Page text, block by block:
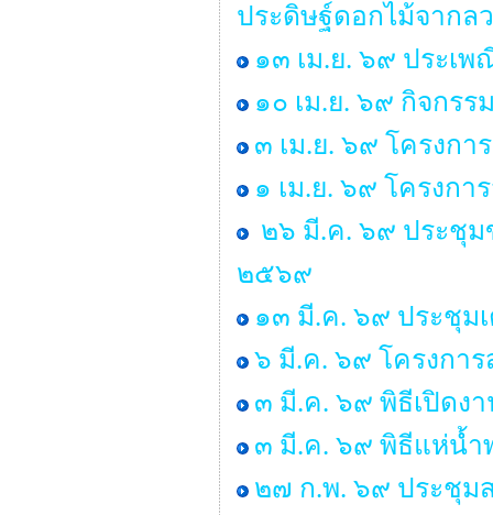
ประดิษฐ์ดอกไม้จากล
๑๓ เม.ย. ๖๙ ประเ
๑๐ เม.ย. ๖๙ กิจกร
๓ เม.ย. ๖๙ โครงก
๑ เม.ย. ๖๙ โครงก
๒๖ มี.ค. ๖๙ ประชุม
๒๕๖๙
๑๓ มี.ค. ๖๙ ประชุม
๖ มี.ค. ๖๙ โครงกา
๓ มี.ค. ๖๙ พิธีเปิดง
๓ มี.ค. ๖๙ พิธีแห่น้ำ
๒๗ ก.พ. ๖๙ ประชุม